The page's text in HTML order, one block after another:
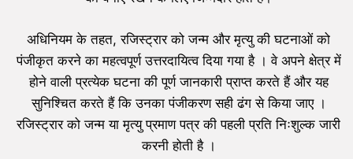
अधिनियम के तहत, रजिस्ट्रार को जन्म और मृत्यु की घटनाओं को
पंजीकृत करने का महत्वपूर्ण उत्तरदायित्व दिया गया है । वे अपने क्षेत्र में
होने वाली प्रत्येक घटना की पूर्ण जानकारी प्राप्त करते हैं और यह
सुनिश्चित करते हैं कि उनका पंजीकरण सही ढंग से किया जाए ।
रजिस्ट्रार को जन्म या मृत्यु प्रमाण पत्र की पहली प्रति निःशुल्क जारी
करनी होती है ।